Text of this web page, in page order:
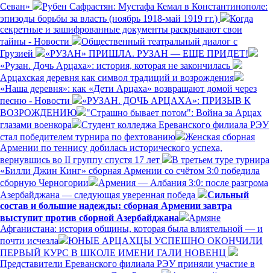
Севан»
Рубен Сафрастян: Мустафа Кемал в Константинополе:
эпизоды борьбы за власть (ноябрь 1918-май 1919 гг.)
Когда
секретные и зашифрованные документы раскрывают свои
тайны - Новости
Общественный театральный диалог с
Грузией
«РУЗАН» ПРИШЛА. РУЗАН — ЕЩЕ ПРИДЕТ!
«Рузан. Дочь Арцаха»: история, которая не закончилась
Арцахская деревня как символ традиций и возрождения
«Наша деревня»: как «Дети Арцаха» возвращают домой через
песню - Новости
«РУЗАН. ДОЧЬ АРЦАХА»: ПРИЗЫВ К
ВОЗРОЖДЕНИЮ
"Страшно бывает потом": Война за Арцах
глазами военкора
Студент колледжа Ереванского филиала РЭУ
стал победителем турнира по фехтованию
Женская сборная
Армении по теннису добилась исторического успеха,
вернувшись во II группу спустя 17 лет
В третьем туре турнира
«Билли Джин Кинг» сборная Армении со счётом 3:0 победила
сборную Черногории
Армения — Албания 3:0: после разгрома
Азербайджана — следующая уверенная победа
Сильный
состав и большие надежды: сборная Армении завтра
выступит против сборной Азербайджана
Армяне
Афганистана: история общины, которая была влиятельной — и
почти исчезла
ЮНЫЕ АРЦАХЦЫ УСПЕШНО ОКОНЧИЛИ
ПЕРВЫЙ КУРС В ШКОЛЕ ИМЕНИ ГАЛИ НОВЕНЦ
Представители Ереванского филиала РЭУ приняли участие в